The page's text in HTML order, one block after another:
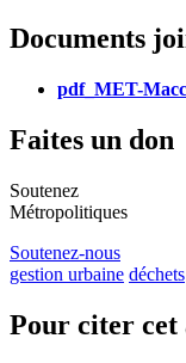
Documents
pdf_MET-
Faites un don
Soutenez
Métropolitiques
Soutenez-nous
gestion urbaine déchets
Pour citer